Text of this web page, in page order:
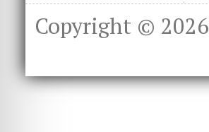
Copyright © 2026